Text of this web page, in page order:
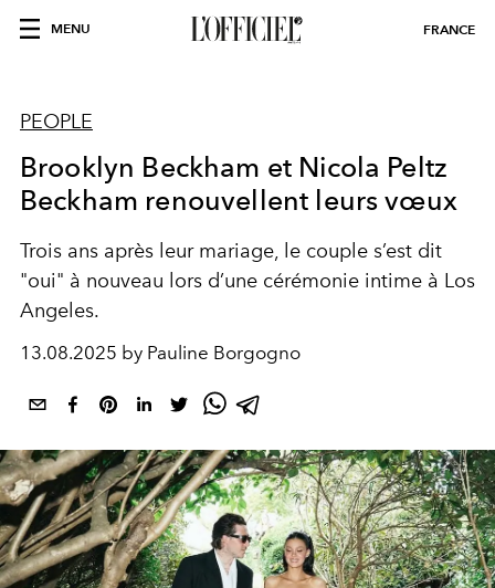
MENU FRANCE
PEOPLE
Brooklyn Beckham et Nicola Peltz
Beckham renouvellent leurs vœux
Trois ans après leur mariage, le couple s’est dit
"oui" à nouveau lors d’une cérémonie intime à Los
Angeles.
13.08.2025 by Pauline Borgogno